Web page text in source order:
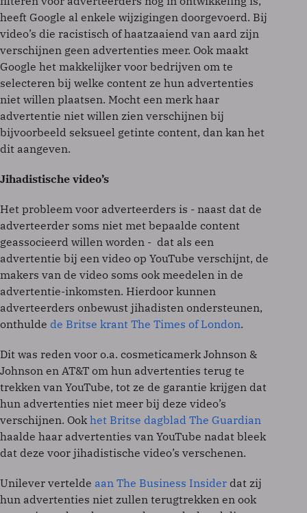
heeft Google al enkele wijzigingen doorgevoerd. Bij
video’s die racistisch of haatzaaiend van aard zijn
verschijnen geen advertenties meer. Ook maakt
Google het makkelijker voor bedrijven om te
selecteren bij welke content ze hun advertenties
niet willen plaatsen. Mocht een merk haar
advertentie niet willen zien verschijnen bij
bijvoorbeeld seksueel getinte content, dan kan het
dit aangeven.
Jihadistische video’s
Het probleem voor adverteerders is - naast dat de
adverteerder soms niet met bepaalde content
geassocieerd willen worden - dat als een
advertentie bij een video op YouTube verschijnt, de
makers van de video soms ook meedelen in de
advertentie-inkomsten. Hierdoor kunnen
adverteerders onbewust jihadisten ondersteunen,
onthulde de Britse krant The Times of London.
Dit was reden voor o.a. cosmeticamerk Johnson &
Johnson en AT&T om hun advertenties terug te
trekken van YouTube, tot ze de garantie krijgen dat
hun advertenties niet meer bij deze video’s
verschijnen. Ook het Britse dagblad The Guardian
haalde haar advertenties van YouTube nadat bleek
dat deze voor jihadistische video’s verschenen.
Unilever vertelde aan The Business Insider dat zij
hun advertenties niet zullen terugtrekken en ook